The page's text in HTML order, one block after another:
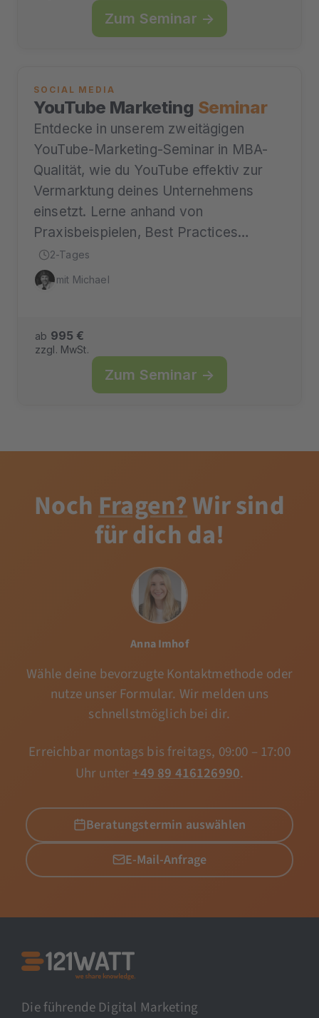
Zum Seminar →
SOCIAL MEDIA
YouTube Marketing Seminar
Entdecke in unserem zweitägigen
YouTube-Marketing-Seminar in MBA-
Qualität, wie du YouTube effektiv zur
Vermarktung deines Unternehmens
einsetzt. Lerne anhand von
Praxisbeispielen, Best Practices…
2-Tages
mit Michael
ab 995 €
zzgl. MwSt.
Zum Seminar →
NochFragen?Wir sind
für dich da!
Anna Imhof
Wähle deine bevorzugte Kontaktmethode oder
nutze unser Formular. Wir melden uns
schnellstmöglich bei dir.
Erreichbar montags bis freitags, 09:00 – 17:00
Uhr unter+49 89 416126990.
Beratungstermin auswählen
E-Mail-Anfrage
Die führende Digital Marketing